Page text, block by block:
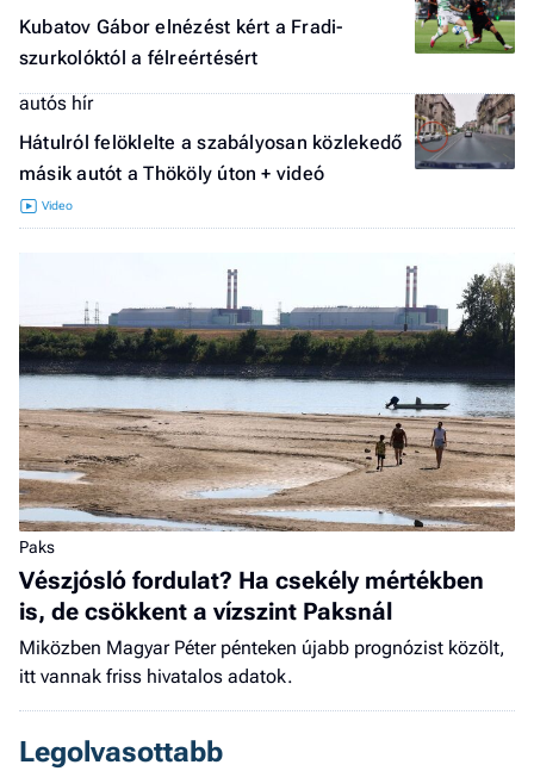
Kubatov Gábor elnézést kért a Fradi-
szurkolóktól a félreértésért
autós hír
Hátulról felöklelte a szabályosan közlekedő
másik autót a Thököly úton + videó
Paks
Vészjósló fordulat? Ha csekély mértékben
is, de csökkent a vízszint Paksnál
Miközben Magyar Péter pénteken újabb prognózist közölt,
itt vannak friss hivatalos adatok.
Legolvasottabb